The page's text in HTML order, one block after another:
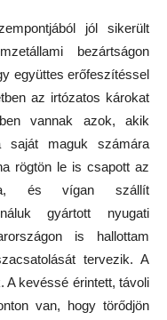
jól sikerült
bezártságon
együttes erőfeszítéssel
az irtózatos károkat
vannak azok, akik
saját maguk számára
rögtön le is csapott az
és vígan szállít
gyártott nyugati
is hallottam
tervezik. A
A kevéssé érintett, távoli
van, hogy törődjön